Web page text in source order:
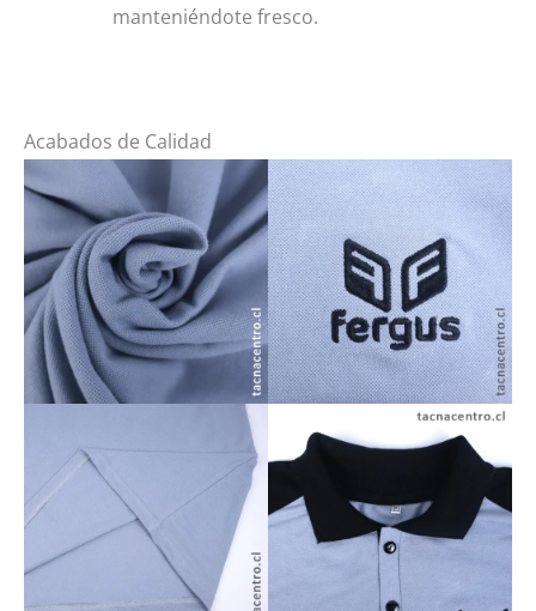
manteniéndote fresco.
Acabados de Calidad